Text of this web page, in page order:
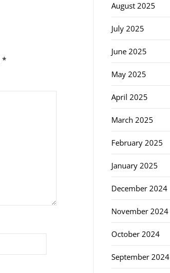
*
August 2025
July 2025
June 2025
May 2025
April 2025
March 2025
February 2025
January 2025
December 2024
November 2024
October 2024
September 2024